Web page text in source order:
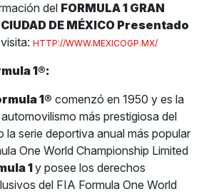
del FORMULA 1 GRAN
CIUDAD DE MÉXICO Presentado
visita: HTTP://WWW.MEXICOGP.MX/
1®:
1® comenzó en 1950 y es la
más prestigiosa del
la serie deportiva anual más popular
One World Championship Limited
1y posee los derechos
del FIA Formula One World